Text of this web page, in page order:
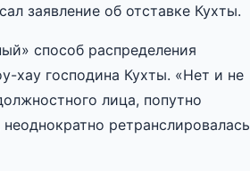
заявление об отставке Кухты.
способ распределения
хау господина Кухты. «Нет и не
лица, попутно
ретранслировалась